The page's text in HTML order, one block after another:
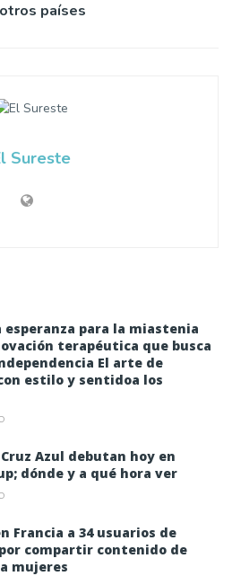
países
Sureste
esperanza para la miastenia
terapéutica que busca
El arte de
estilo y sentidoa los
Azul debutan hoy en
dónde y a qué hora ver
Francia a 34 usuarios de
compartir contenido de
mujeres